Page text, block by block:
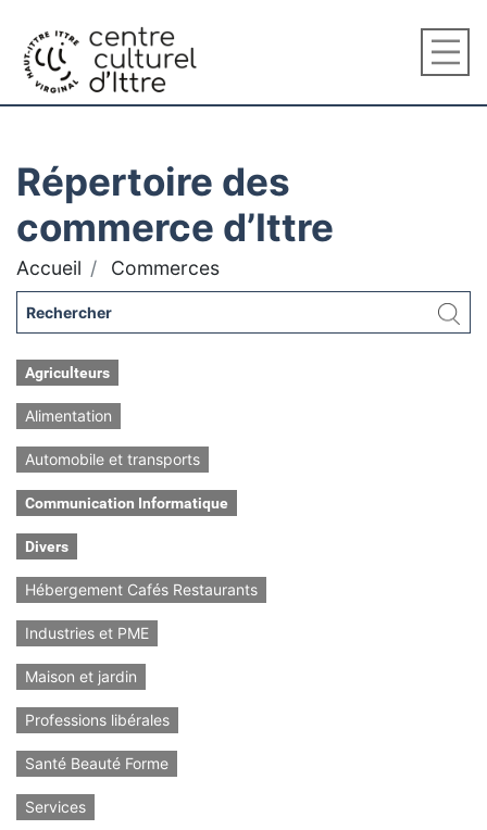
Répertoire des
commerce d’Ittre
Accueil Commerces
Agriculteurs
Alimentation
Automobile et transports
Communication Informatique
Divers
Hébergement Cafés Restaurants
Industries et PME
Maison et jardin
Professions libérales
Santé Beauté Forme
Services